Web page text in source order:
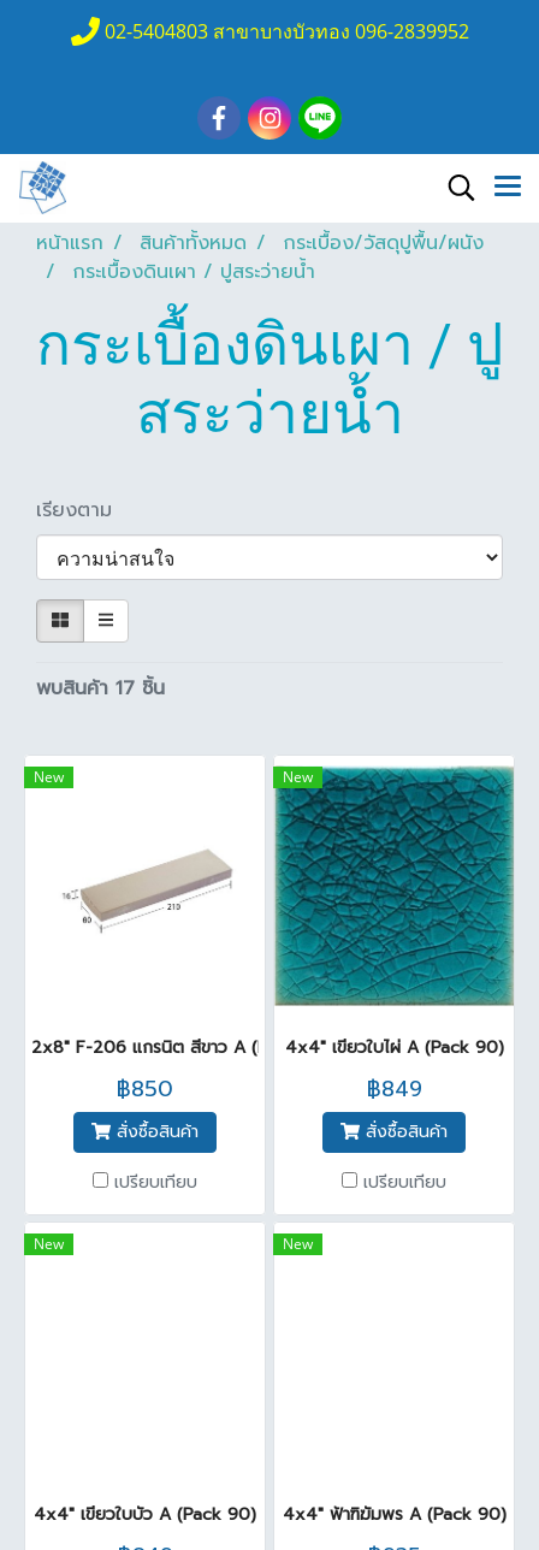
02-5404803 สาขาบางบัวทอง 096-2839952
หน้าแรก สินค้าทั้งหมด
กระเบื้อง/วัสดุปูพื้น/ผนัง
กระเบื้องดินเผา / ปูสระว่ายน้ำ
กระเบื้องดินเผา / ปู
สระว่ายน้ำ
เรียงตาม
พบสินค้า 17 ชิ้น
New
2x8" F-206 แกรนิต สีขาว A (Pack 50)
฿850
สั่งซื้อสินค้า
เปรียบเทียบ
New
4x4" เขียวใบไผ่ A (Pack 90)
฿849
สั่งซื้อสินค้า
เปรียบเทียบ
New
4x4" เขียวใบบัว A (Pack 90)
New
4x4" ฟ้าฑิฆัมพร A (Pack 90)